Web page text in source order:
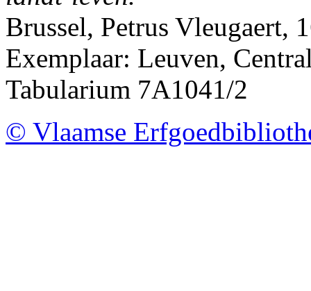
Brussel, Petrus Vleugaert,
Exemplaar: Leuven,
Tabularium 7A1041/2
© Vlaamse